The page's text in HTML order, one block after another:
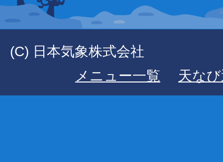
(C) 日本気象株式会社
メニュー一覧
天な